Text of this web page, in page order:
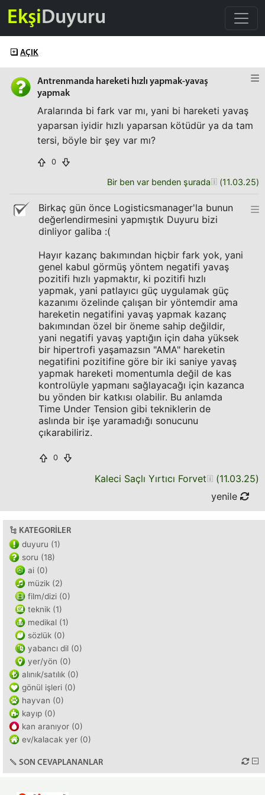
EkşiDuyuru
AÇIK
Antrenmanda hareketi hızlı yapmak-yavaş
yapmak
Aralarında bi fark var mı, yani bi hareketi yavaş
yaparsan iyidir hızlı yaparsan kötüdür ya da tam
tersi, böyle bir şey var mı?
0
Bir ben var benden şurada (11.03.25)
Birkaç gün önce Logisticsmanager'la bunun
değerlendirmesini yapmıştık Duyuru bizi
dinliyor galiba :(
Hayır kazanç bakımından hiçbir fark yok, yani
genel kabul görmüş yöntem negatifi yavaş
pozitifi hızlı yapmaktır, ki pozitifi hızlı
yapmak, yani patlayıcı güç uygulamak güç
kazanımı özelinde çalışan bir yöntemdir ama
hareketin negatifini yavaş yapmak kazanç
bakımından özel bir öneme sahip değildir,
yani negatifi yavaş yaptığın için daha yüksek
bir hipertrofi yaşamazsın "AMA" hareketin
negatifini pozitifine göre bir iki saniye yavaş
yapmak hareketi momentumla değil de kas
kontrolüyle yapmanı sağlayacağı için kazanca
bu yönden bir katkısı olabilir. Bu anlamda
Time Under Tension gibi tekniklerin de
aslında bir işe yaramadığı sonucunu
çıkarabiliriz.
0
Kaleci Saçlı Yırtıcı Forvet (11.03.25)
yenile
KATEGORILER
duyuru (1)
soru (18)
ai (0)
müzik (2)
film/dizi (0)
teknik (1)
medikal (1)
sözlük (0)
yabancı dil (0)
yer/yön (0)
alınık/satılık (0)
gönül işleri (0)
hayvan (0)
kayıp (0)
kan aranıyor (0)
ev/kalacak yer (0)
SON CEVAPLANANLAR